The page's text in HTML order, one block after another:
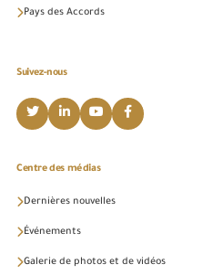
Pays des Accords
Suivez-nous
Centre des médias
Dernières nouvelles
Événements
Galerie de photos et de vidéos